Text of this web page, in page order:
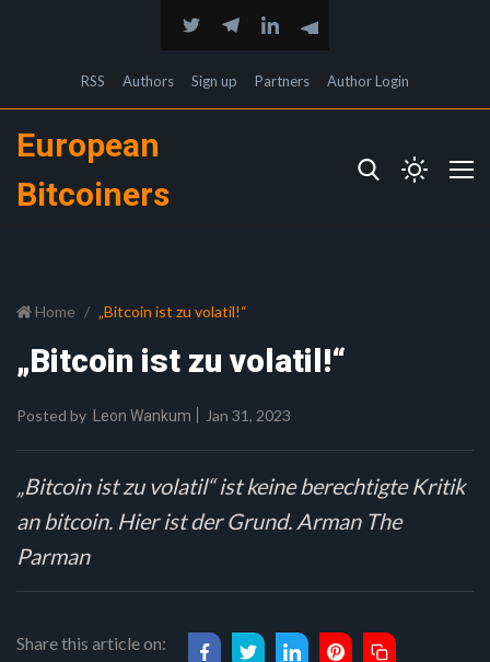
RSS Authors Sign up Partners Author Login
European
Bitcoiners
Home „Bitcoin ist zu volatil!“
„Bitcoin ist zu volatil!“
Posted by Leon Wankum Jan 31, 2023
„Bitcoin ist zu volatil“ ist keine berechtigte Kritik
an bitcoin. Hier ist der Grund. Arman The
Parman
Share this article on: